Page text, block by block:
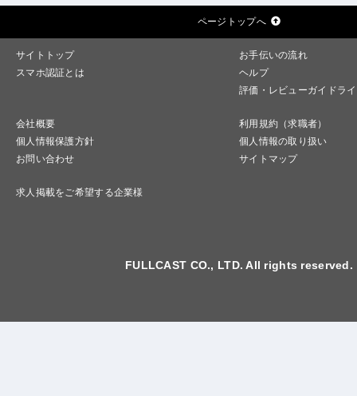
ページトップへ
サイトトップ
お手伝いの流れ
スマホ認証とは
ヘルプ
評価・レビューガイドラ
会社概要
利用規約（求職者）
個人情報保護方針
個人情報の取り扱い
お問い合わせ
サイトマップ
求人掲載をご希望する企業様
FULLCAST CO., LTD. All rights reserved.